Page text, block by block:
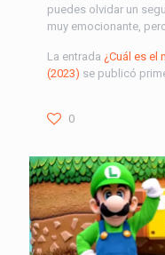
puedes olvidar un
muy emocionante,
La entrada ¿Cuál es el
(2023) se publicó
0